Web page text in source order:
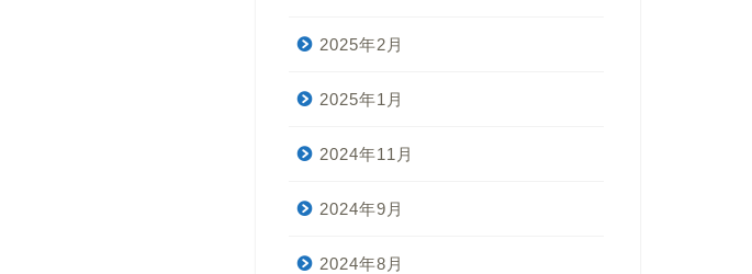
2025年2月
2025年1月
2024年11月
2024年9月
2024年8月